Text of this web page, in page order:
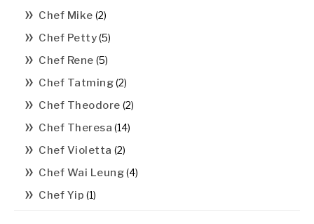
Chef Mike (2)
Chef Petty(5)
Chef Rene (5)
Chef Tatming(2)
Chef Theodore (2)
Chef Theresa (14)
Chef Violetta (2)
Chef Wai Leung(4)
Chef Yip (1)